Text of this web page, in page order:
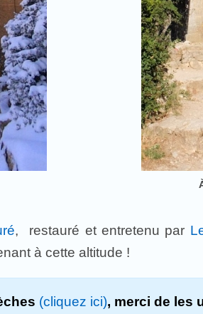
, restauré et entretenu par
à cette altitude !
(cliquez ici), merci de les